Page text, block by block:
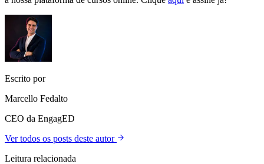
Escrito por
Marcello Fedalto
CEO da EngagED
Ver todos os posts deste autor
Leitura relacionada